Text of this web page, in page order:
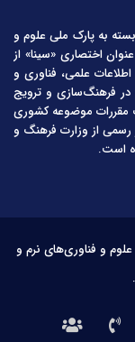
به پارک ملی علوم و
اختصاری «سینا» از
اطلاعات علمی، فناوری و
در فرهنگ‌سازی و ترویج
مقررات موضوعه کشوری
از وزارت فرهنگ و
و فناوری‌های نرم و
تماس درباره